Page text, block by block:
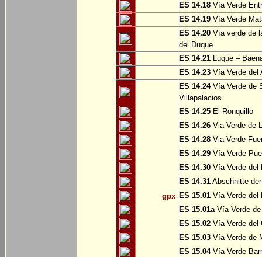
ES 14.18 Vìa Verde
ES 14.19 Vìa Verde
ES 14.20 Vía verde de
del Duque
ES 14.21 Luque –
ES 14.23 Vía Verde del
ES 14.24Vía Verde de
Villapalacios
ES 14.25 El Ronquillo
ES 14.26 Via Verde de
ES 14.28 Via Verde
ES 14.29 Vía Verde
ES 14.30 Vía Verde del
ES 14.31 Abschnitte
gpx ES 15.01 Vía Verde del
ES 15.01aVía Verde de
ES 15.02 Vía Verde del
ES 15.03 Vía Verde de
ES 15.04Vía Verde